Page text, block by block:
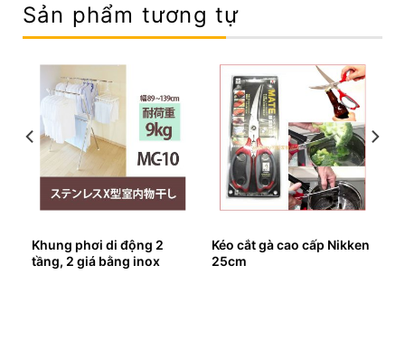
Sản phẩm tương tự
Khung phơi di động 2
tầng, 2 giá bằng inox
Kéo cắt gà cao cấp Nikken
25cm